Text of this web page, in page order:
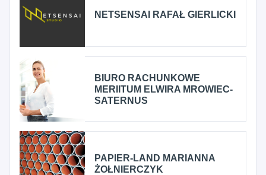
NETSENSAI RAFAŁ GIERLICKI
BIURO RACHUNKOWE
MERIITUM ELWIRA MROWIEC-
SATERNUS
PAPIER-LAND MARIANNA
ŻOŁNIERCZYK